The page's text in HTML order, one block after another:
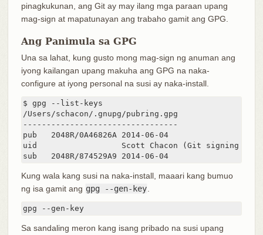
pinagkukunan, ang Git ay may ilang mga paraan upang
mag-sign at mapatunayan ang trabaho gamit ang GPG.
Ang Panimula sa GPG
Una sa lahat, kung gusto mong mag-sign ng anuman ang
iyong kailangan upang makuha ang GPG na naka-
configure at iyong personal na susi ay naka-install.
$ gpg --list-keys
/Users/schacon/.gnupg/pubring.gpg
---------------------------------
pub   2048R/0A46826A 2014-06-04
uid                  Scott Chacon (Git signing key)
sub   2048R/874529A9 2014-06-04
Kung wala kang susi na naka-install, maaari kang bumuo
ng isa gamit ang gpg --gen-key
gpg --gen-key
Sa sandaling meron kang isang pribado na susi upang